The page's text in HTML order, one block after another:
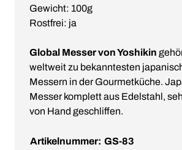
Gewicht: 100g
Rostfrei: ja
Global Messer von Yoshikin
weltweit zu bekanntesten
Messern in der Gourmetküche.
Messer komplett aus Edelstahl,
von Hand geschliffen.
Artikelnummer: GS-83